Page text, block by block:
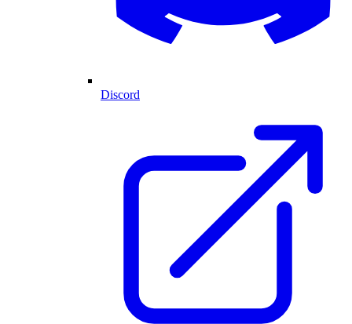
Discord